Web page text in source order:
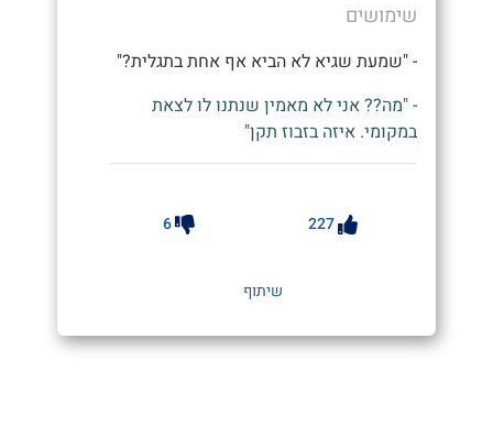
שימושים
- "שמעת שגיא לא הביא אף אחת בתגלית?"
- "מה?? אני לא מאמין שנתנו לו לצאת
במקומי. איזה בזבוז תקן"
227
6
שיתוף